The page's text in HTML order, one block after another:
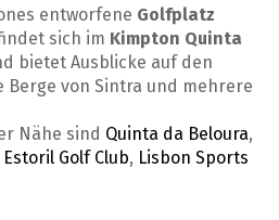
entworfene Golfplatz
sich im Kimpton Quinta
bietet Ausblicke auf den
Berge von Sintra und mehrere
Nähe sind Quinta da Beloura,
Estoril Golf Club, Lisbon Sports